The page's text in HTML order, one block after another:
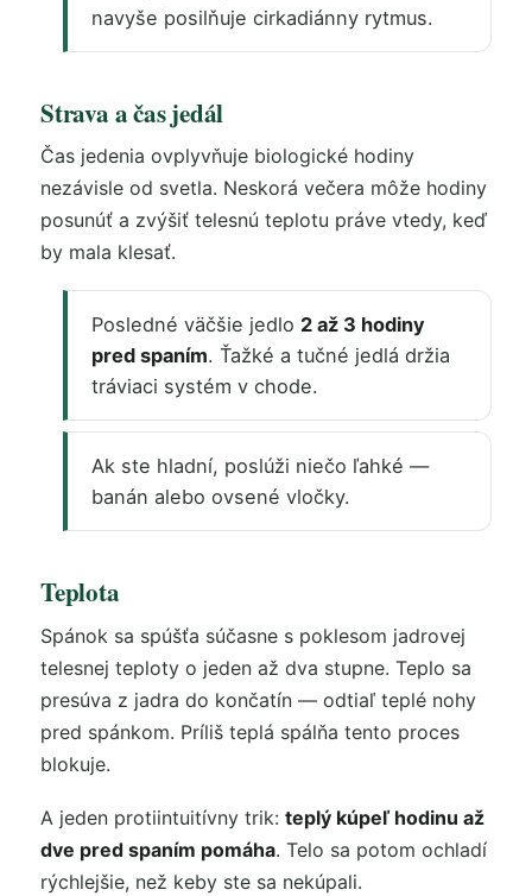
navyše posilňuje cirkadiánny rytmus.
Strava a čas jedál
Čas jedenia ovplyvňuje biologické hodiny
nezávisle od svetla. Neskorá večera môže hodiny
posunúť a zvýšiť telesnú teplotu práve vtedy, keď
by mala klesať.
Posledné väčšie jedlo 2 až 3 hodiny
pred spaním. Ťažké a tučné jedlá držia
tráviaci systém v chode.
Ak ste hladní, poslúži niečo ľahké —
banán alebo ovsené vločky.
Teplota
Spánok sa spúšťa súčasne s poklesom jadrovej
telesnej teploty o jeden až dva stupne. Teplo sa
presúva z jadra do končatín — odtiaľ teplé nohy
pred spánkom. Príliš teplá spálňa tento proces
blokuje.
A jeden protiintuitívny trik: teplý kúpeľ hodinu až
dve pred spaním pomáha. Telo sa potom ochladí
rýchlejšie, než keby ste sa nekúpali.